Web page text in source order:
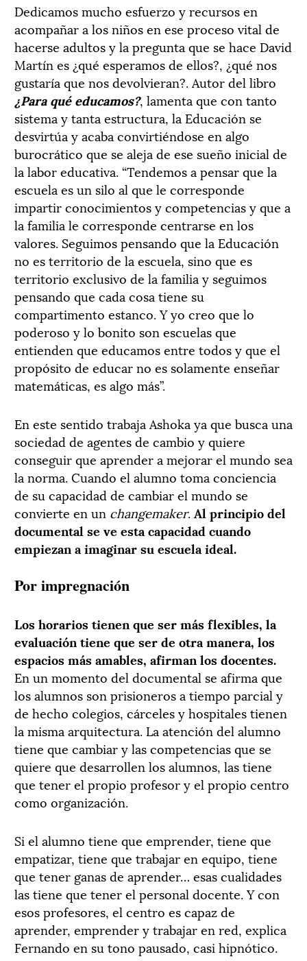
Dedicamos mucho esfuerzo y recursos en
acompañar a los niños en ese proceso vital de
hacerse adultos y la pregunta que se hace David
Martín es ¿qué esperamos de ellos?, ¿qué nos
gustaría que nos devolvieran?. Autor del libro
¿Para qué educamos?, lamenta que con tanto
sistema y tanta estructura, la Educación se
desvirtúa y acaba convirtiéndose en algo
burocrático que se aleja de ese sueño inicial de
la labor educativa. “Tendemos a pensar que la
escuela es un silo al que le corresponde
impartir conocimientos y competencias y que a
la familia le corresponde centrarse en los
valores. Seguimos pensando que la Educación
no es territorio de la escuela, sino que es
territorio exclusivo de la familia y seguimos
pensando que cada cosa tiene su
compartimento estanco. Y yo creo que lo
poderoso y lo bonito son escuelas que
entienden que educamos entre todos y que el
propósito de educar no es solamente enseñar
matemáticas, es algo más”.
En este sentido trabaja Ashoka ya que busca una
sociedad de agentes de cambio y quiere
conseguir que aprender a mejorar el mundo sea
la norma. Cuando el alumno toma conciencia
de su capacidad de cambiar el mundo se
convierte en un changemaker. Al principio del
documental se ve esta capacidad cuando
empiezan a imaginar su escuela ideal.
Por impregnación
Los horarios tienen que ser más flexibles, la
evaluación tiene que ser de otra manera, los
espacios más amables, afirman los docentes.
En un momento del documental se afirma que
los alumnos son prisioneros a tiempo parcial y
de hecho colegios, cárceles y hospitales tienen
la misma arquitectura. La atención del alumno
tiene que cambiar y las competencias que se
quiere que desarrollen los alumnos, las tiene
que tener el propio profesor y el propio centro
como organización.
Si el alumno tiene que emprender, tiene que
empatizar, tiene que trabajar en equipo, tiene
que tener ganas de aprender… esas cualidades
las tiene que tener el personal docente. Y con
esos profesores, el centro es capaz de
aprender, emprender y trabajar en red, explica
Fernando en su tono pausado, casi hipnótico.